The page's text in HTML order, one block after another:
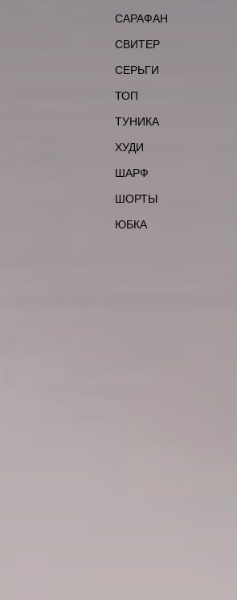
САРАФАН
СВИТЕР
СЕРЬГИ
ТОП
ТУНИКА
ХУДИ
ШАРФ
ШОРТЫ
ЮБКА